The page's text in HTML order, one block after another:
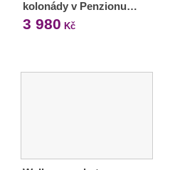
kolonády v Penzionu…
3 980 Kč